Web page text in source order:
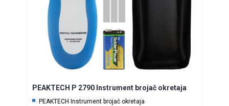
PEAKTECH P 2790 Instrument brojač okretaja
PEAKTECH Instrument brojač okretaja